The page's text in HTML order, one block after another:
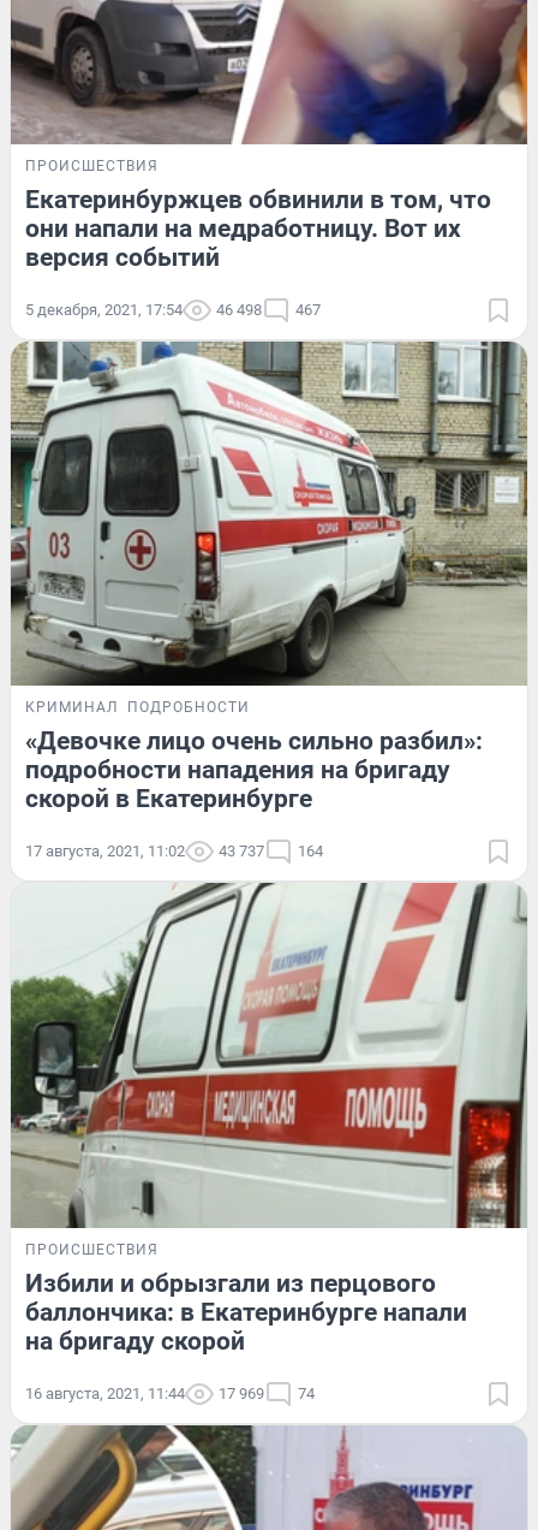
ПРОИСШЕСТВИЯ
Екатеринбуржцев обвинили в том, что
они напали на медработницу. Вот их
версия событий
5 декабря, 2021, 17:54 46 498 467
КРИМИНАЛ ПОДРОБНОСТИ
«Девочке лицо очень сильно разбил»:
подробности нападения на бригаду
скорой в Екатеринбурге
17 августа, 2021, 11:02 43 737 164
ПРОИСШЕСТВИЯ
Избили и обрызгали из перцового
баллончика: в Екатеринбурге напали
на бригаду скорой
16 августа, 2021, 11:44 17 969 74